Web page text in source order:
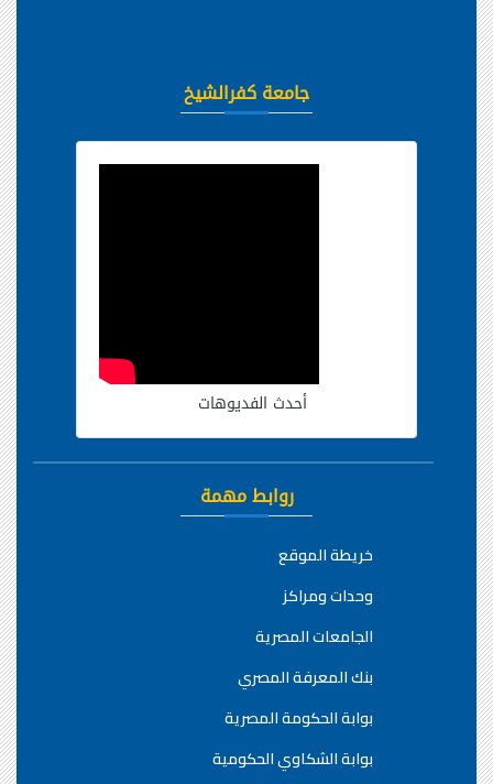
جامعة كفرالشيخ
أحدث الفديوهات
روابط مهمة
خريطة الموقع
وحدات ومراكز
الجامعات المصرية
بنك المعرفة المصري
بوابة الحكومة المصرية
بوابة الشكاوي الحكومية